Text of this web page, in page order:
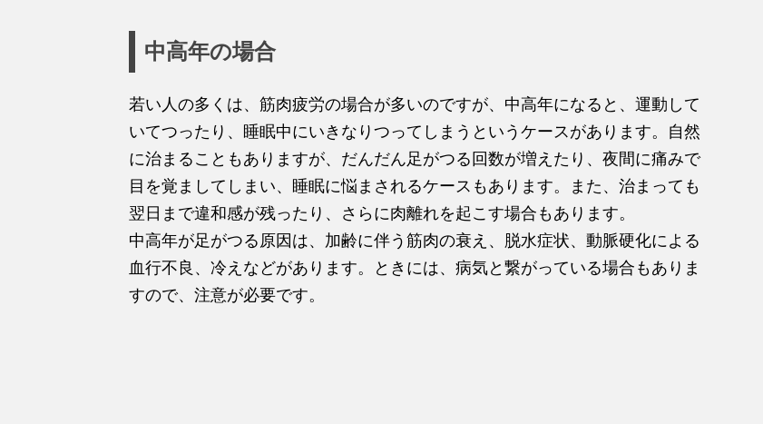
中高年の場合
若い人の多くは、筋肉疲労の場合が多いのですが、中高年になると、運動して
いてつったり、睡眠中にいきなりつってしまうというケースがあります。自然
に治まることもありますが、だんだん足がつる回数が増えたり、夜間に痛みで
目を覚ましてしまい、睡眠に悩まされるケースもあります。また、治まっても
翌日まで違和感が残ったり、さらに肉離れを起こす場合もあります。
中高年が足がつる原因は、加齢に伴う筋肉の衰え、脱水症状、動脈硬化による
血行不良、冷えなどがあります。ときには、病気と繋がっている場合もありま
すので、注意が必要です。